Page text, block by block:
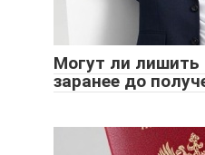
Могут ли лишить
заранее до